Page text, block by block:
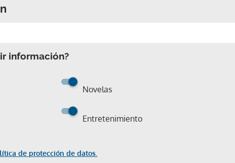
información?
Novelas
Entretenimiento
de protección de datos.